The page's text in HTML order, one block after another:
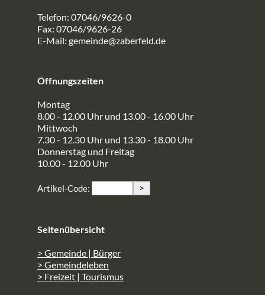
Telefon: 07046/9626-0
Fax: 07046/9626-26
E-Mail: gemeinde@zaberfeld.de
Öffnungszeiten
Montag
8.00 - 12.00 Uhr und 13.00 - 16.00 Uhr
Mittwoch
7.30 - 12.30 Uhr und 13.30 - 18.00 Uhr
Donnerstag und Freitag
10.00 - 12.00 Uhr
Artikel-Code: >
Seitenübersicht
> Gemeinde | Bürger
> Gemeindeleben
> Freizeit | Tourismus